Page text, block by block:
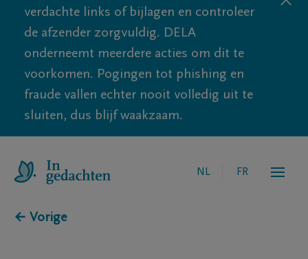
verdachte links of bijlagen en controleer
de afzender zorgvuldig. DELA
onderneemt meerdere acties om dit te
voorkomen. Pogingen tot phishing en
fraude vallen echter nooit volledig uit te
sluiten, dus blijf waakzaam.
NL FR
← Vorige